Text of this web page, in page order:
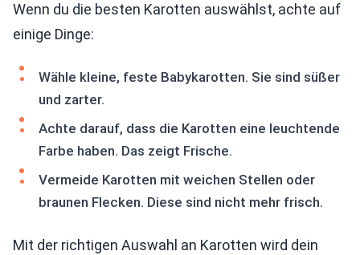
Wenn du die besten Karotten auswählst, achte auf
einige Dinge:
Wähle kleine, feste Babykarotten. Sie sind süßer
und zarter.
Achte darauf, dass die Karotten eine leuchtende
Farbe haben. Das zeigt Frische.
Vermeide Karotten mit weichen Stellen oder
braunen Flecken. Diese sind nicht mehr frisch.
Mit der richtigen Auswahl an Karotten wird dein